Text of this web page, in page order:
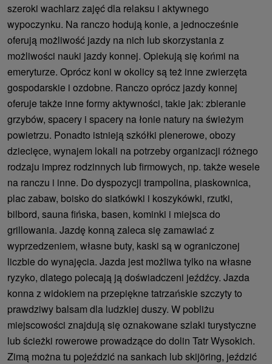
szeroki wachlarz zajęć dla relaksu i aktywnego
wypoczynku. Na ranczo hodują konie, a jednocześnie
oferują możliwość jazdy na nich lub skorzystania z
możliwości nauki jazdy konnej. Opiekują się końmi na
emeryturze. Oprócz koni w okolicy są też inne zwierzęta
gospodarskie i ozdobne. Ranczo oprócz jazdy konnej
oferuje także inne formy aktywności, takie jak: zbieranie
grzybów, spacery i spacery na łonie natury na świeżym
powietrzu. Ponadto istnieją szkółki plenerowe, obozy
dziecięce, wynajem lokali na potrzeby organizacji różnego
rodzaju imprez rodzinnych lub firmowych, np. także wesele
na ranczu i inne. Do dyspozycji trampolina, piaskownica,
plac zabaw, boisko do siatkówki i koszykówki, rzutki,
bilbord, sauna fińska, basen, kominki i miejsca do
grillowania. Jazdę konną zaleca się zamawiać z
wyprzedzeniem, własne buty, kaski są w ograniczonej
liczbie do wynajęcia. Jazda jest możliwa tylko na własne
ryzyko, dlatego polecają ją doświadczeni jeźdźcy. Jazda
konna z widokiem na przepiękne tatrzańskie szczyty to
prawdziwy balsam dla ludzkiej duszy. W pobliżu
miejscowości znajdują się oznakowane szlaki turystyczne
lub ścieżki rowerowe prowadzące do dolin Tatr Wysokich.
Zimą można tu pojeździć na sankach lub skijöring, jeździć